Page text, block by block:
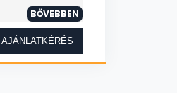
BŐVEBBEN